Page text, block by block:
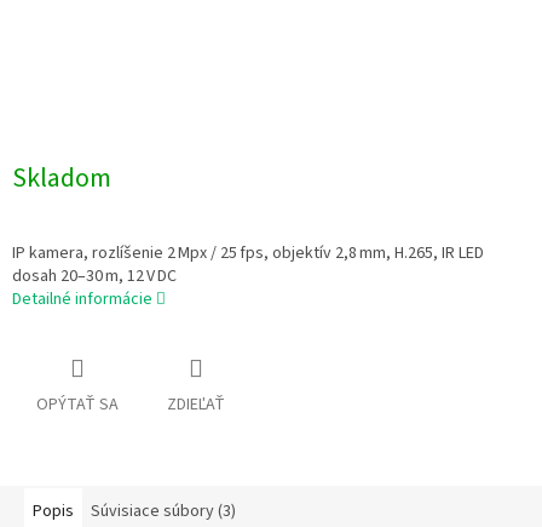
Skladom
IP kamera, rozlíšenie 2 Mpx / 25 fps, objektív 2,8 mm, H.265, IR LED
dosah 20–30 m, 12 V DC
Detailné informácie
OPÝTAŤ SA ZDIEĽAŤ
Popis Súvisiace súbory (3)